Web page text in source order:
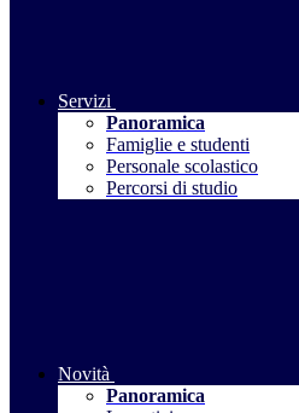
Servizi
Panoramica
Famiglie e studenti
Personale scolastico
Percorsi di studio
Novità
Panoramica